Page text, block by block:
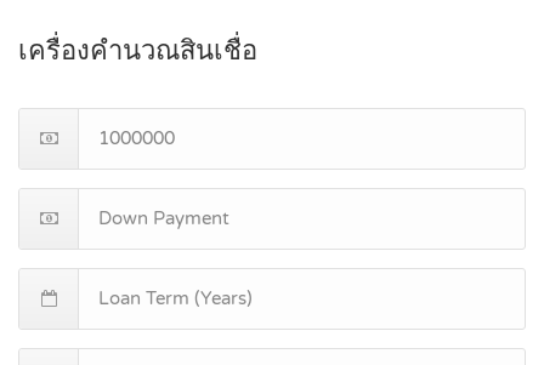
เครื่องคำนวณสินเชื่อ